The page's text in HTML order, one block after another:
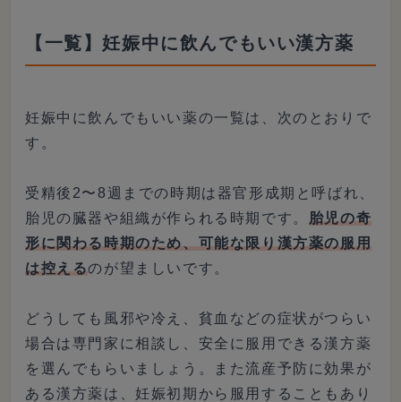
【一覧】妊娠中に飲んでもいい漢方薬
妊娠中に飲んでもいい薬の一覧は、次のとおりで
す。
受精後2〜8週までの時期は器官形成期と呼ばれ、
胎児の臓器や組織が作られる時期です。 胎児の奇
形に関わる時期のため、可能な限り漢方薬の服用
は控えるのが望ましいです。
どうしても風邪や冷え、貧血などの症状がつらい
場合は専門家に相談し、安全に服用できる漢方薬
を選んでもらいましょう。また流産予防に効果が
ある漢方薬は、妊娠初期から服用することもあり